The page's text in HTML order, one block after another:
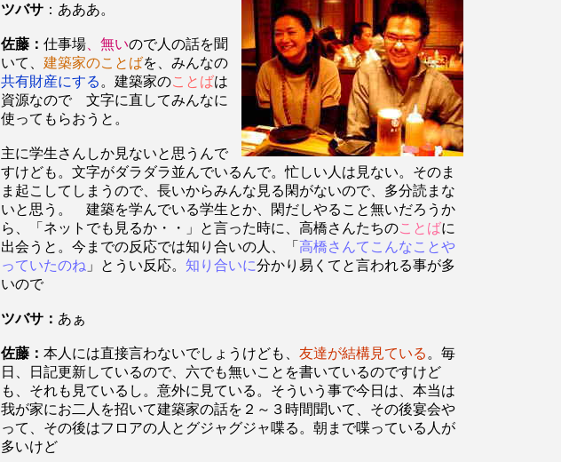
ツバサ ：あああ。
佐藤： 仕事場 、無いので人の話を聞
いて、 建築家のことばを、みんなの
共有財産にする 。建築家のことばは
資源なので 文字に直してみんなに
使ってもらおうと。
主に学生さんしか見ないと思うんで
すけども。文字がダラダラ並んでいるんで。忙しい人は見ない。そのま
ま起こしてしまうので、長いからみんな見る閑がないので、多分読まな
いと思う。 建築を学んでいる学生とか、閑だしやること無いだろうか
ら、「ネットでも見るか・・」と言った時に、高橋さんたちのことばに
出会うと。今までの反応では知り合いの人、「 高橋さんてこんなことや
っていたのね 」とうい反応。 知り合いに分かり易くてと言われる事が多
いので
ツバサ： あぁ
佐藤： 本人には直接言わないでしょうけども、 友達が結構見ている 。毎
日、日記更新しているので、六でも無いことを書いているのですけど
も、それも見ているし。意外に見ている。そういう事で今日は、本当は
我が家にお二人を招いて建築家の話を２～３時間聞いて、その後宴会や
って、その後はフロアの人とグジャグジャ喋る。朝まで喋っている人が
多いけど